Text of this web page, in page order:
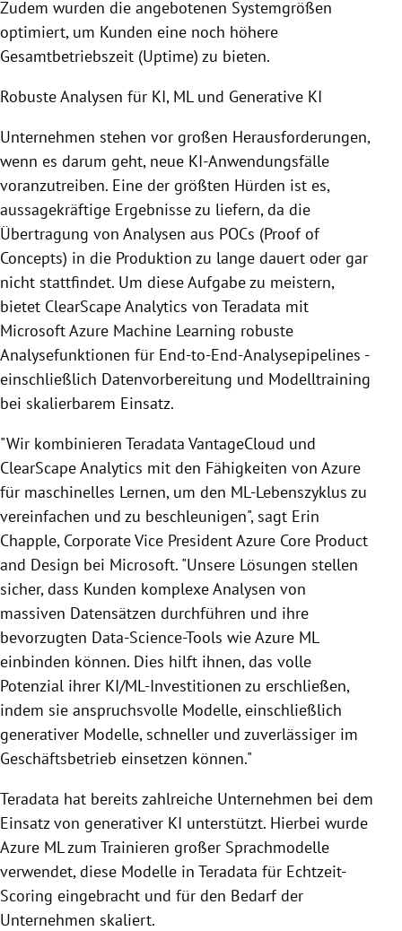
Zudem wurden die angebotenen Systemgrößen
optimiert, um Kunden eine noch höhere
Gesamtbetriebszeit (Uptime) zu bieten.
Robuste Analysen für KI, ML und Generative KI
Unternehmen stehen vor großen Herausforderungen,
wenn es darum geht, neue KI-Anwendungsfälle
voranzutreiben. Eine der größten Hürden ist es,
aussagekräftige Ergebnisse zu liefern, da die
Übertragung von Analysen aus POCs (Proof of
Concepts) in die Produktion zu lange dauert oder gar
nicht stattfindet. Um diese Aufgabe zu meistern,
bietet ClearScape Analytics von Teradata mit
Microsoft Azure Machine Learning robuste
Analysefunktionen für End-to-End-Analysepipelines -
einschließlich Datenvorbereitung und Modelltraining
bei skalierbarem Einsatz.
"Wir kombinieren Teradata VantageCloud und
ClearScape Analytics mit den Fähigkeiten von Azure
für maschinelles Lernen, um den ML-Lebenszyklus zu
vereinfachen und zu beschleunigen", sagt Erin
Chapple, Corporate Vice President Azure Core Product
and Design bei Microsoft. "Unsere Lösungen stellen
sicher, dass Kunden komplexe Analysen von
massiven Datensätzen durchführen und ihre
bevorzugten Data-Science-Tools wie Azure ML
einbinden können. Dies hilft ihnen, das volle
Potenzial ihrer KI/ML-Investitionen zu erschließen,
indem sie anspruchsvolle Modelle, einschließlich
generativer Modelle, schneller und zuverlässiger im
Geschäftsbetrieb einsetzen können."
Teradata hat bereits zahlreiche Unternehmen bei dem
Einsatz von generativer KI unterstützt. Hierbei wurde
Azure ML zum Trainieren großer Sprachmodelle
verwendet, diese Modelle in Teradata für Echtzeit-
Scoring eingebracht und für den Bedarf der
Unternehmen skaliert.